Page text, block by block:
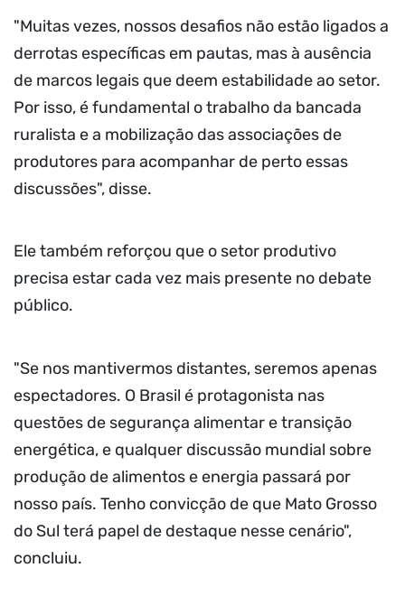
"Muitas vezes, nossos desafios não estão ligados a
derrotas específicas em pautas, mas à ausência
de marcos legais que deem estabilidade ao setor.
Por isso, é fundamental o trabalho da bancada
ruralista e a mobilização das associações de
produtores para acompanhar de perto essas
discussões", disse.
Ele também reforçou que o setor produtivo
precisa estar cada vez mais presente no debate
público.
"Se nos mantivermos distantes, seremos apenas
espectadores. O Brasil é protagonista nas
questões de segurança alimentar e transição
energética, e qualquer discussão mundial sobre
produção de alimentos e energia passará por
nosso país. Tenho convicção de que Mato Grosso
do Sul terá papel de destaque nesse cenário",
concluiu.